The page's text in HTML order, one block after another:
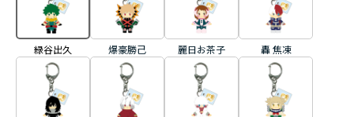
緑谷出久 爆豪勝己 麗日お茶子 轟 焦凍